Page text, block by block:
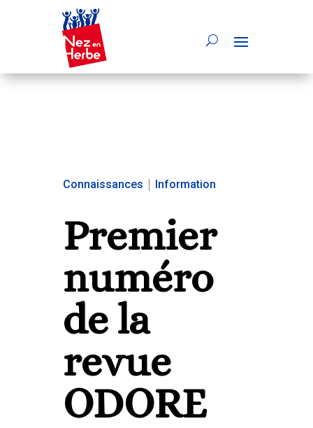
Connaissances Information
Premier
numéro
de la
revue
ODORE